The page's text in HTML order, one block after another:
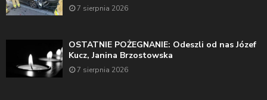
7 sierpnia 2026
OSTATNIE POŻEGNANIE: Odeszli od nas Józef
Kucz, Janina Brzostowska
7 sierpnia 2026